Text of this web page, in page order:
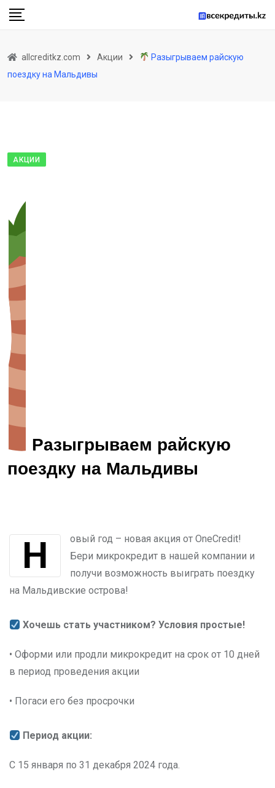
Skip
allcreditkz.com Акции
Разыгрываем райскую
поездку на Мальдивы
АКЦИИ
Разыгрываем райскую
поездку на Мальдивы
Новый год – новая акция от OneCredit!
Бери микрокредит в нашей компании и
получи возможность выиграть поездку
на Мальдивские острова!
Хочешь стать участником? Условия простые!
• Оформи или продли микрокредит на срок от 10 дней
в период проведения акции
• Погаси его без просрочки
Период акции:
С 15 января по 31 декабря 2024 года.